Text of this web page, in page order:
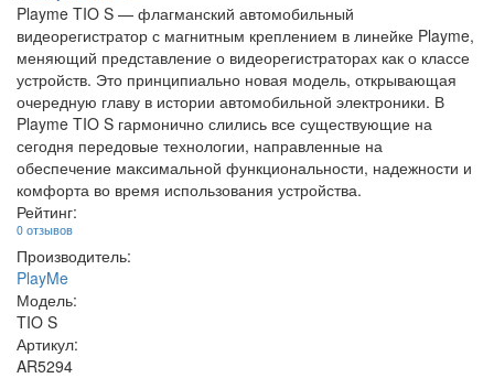
Playme TIO S — флагманский автомобильный
видеорегистратор с магнитным креплением в линейке Playme,
меняющий представление о видеорегистраторах как о классе
устройств. Это принципиально новая модель, открывающая
очередную главу в истории автомобильной электроники. В
Playme TIO S гармонично слились все существующие на
сегодня передовые технологии, направленные на
обеспечение максимальной функциональности, надежности и
комфорта во время использования устройства.
Рейтинг:
0 отзывов
Производитель:
PlayMe
Модель:
TIO S
Артикул:
AR5294